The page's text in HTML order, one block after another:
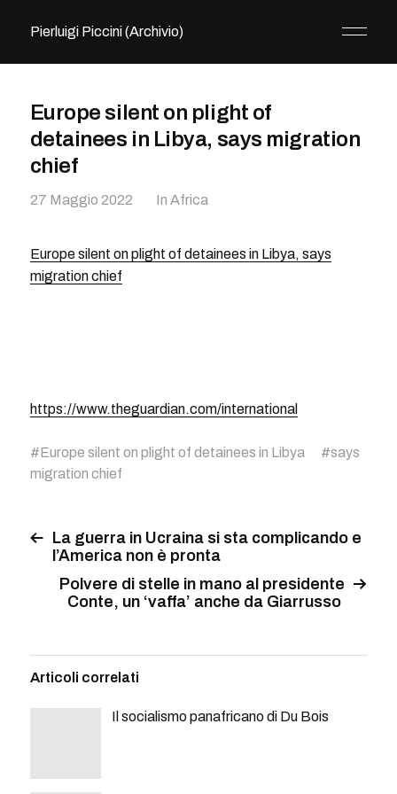
Pierluigi Piccini (Archivio)
Europe silent on plight of
detainees in Libya, says migration
chief
27 Maggio 2022 In Africa
Europe silent on plight of detainees in Libya, says
migration chief
https://www.theguardian.com/international
#Europe silent on plight of detainees in Libya #says
migration chief
La guerra in Ucraina si sta complicando e
l’America non è pronta
Polvere di stelle in mano al presidente
Conte, un ‘vaffa’ anche da Giarrusso
Articoli correlati
Il socialismo panafricano di Du Bois